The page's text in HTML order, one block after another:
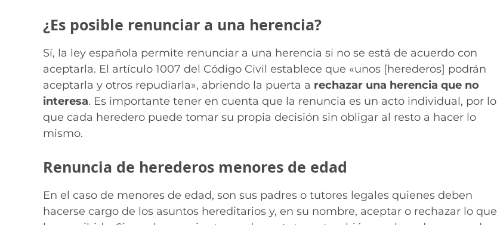
¿Es posible renunciar a una herencia?
Sí, la ley española permite renunciar a una herencia si no se está de acuerdo con
aceptarla. El artículo 1007 del Código Civil establece que «unos [herederos] podrán
aceptarla y otros repudiarla», abriendo la puerta a rechazar una herencia que no
interesa. Es importante tener en cuenta que la renuncia es un acto individual, por lo
que cada heredero puede tomar su propia decisión sin obligar al resto a hacer lo
mismo.
Renuncia de herederos menores de edad
En el caso de menores de edad, son sus padres o tutores legales quienes deben
hacerse cargo de los asuntos hereditarios y, en su nombre, aceptar o rechazar lo que